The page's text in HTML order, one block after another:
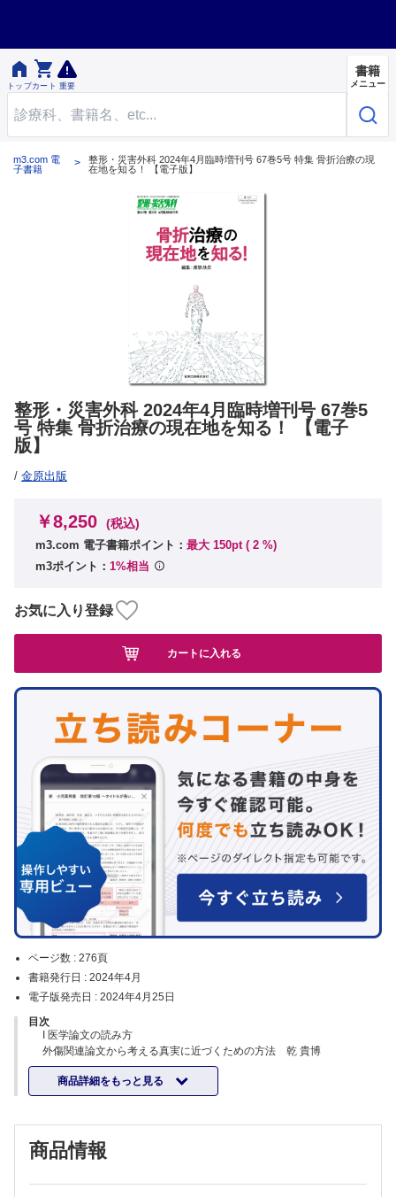

トップ

カート 重要
書籍
メニュー
m3.com 電
子書籍
整形・災害外科 2024年4月臨時増刊号 67巻5号 特集 骨折治療の現
在地を知る！ 【電子版】
整形・災害外科 2024年4月臨時増刊号 67巻5
号 特集 骨折治療の現在地を知る！ 【電子
版】
/ 金原出版
ページ数 : 276頁
書籍発行日 : 2024年4月
電子版発売日 : 2024年4月25日
目次
I 医学論文の読み方
外傷関連論文から考える真実に近づくための方法 乾 貴博
II 外傷治療のシステム
新百合ヶ丘総合病院外傷再建センターの目指すもの 松下 隆
日本で外傷整形外科治療を適切に行うにはどうすればよいか？−湘南鎌
か？ 松井 健太郎
ヒップフラクチャーセンター−これまでの取り組みとこれから目指すも
商品詳細をもっと見る
￥8,250 (税込)
m3.com 電子書籍ポイント： 最大 150pt ( 2 %)
m3ポイント： 1%相当
お気に入り登録
カートに入れる
商品情報